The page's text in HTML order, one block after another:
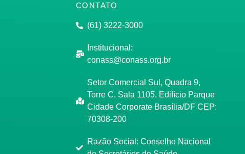
CONTATO
(61) 3222-3000
Institucional:
conass@conass.org.br
Setor Comercial Sul, Quadra 9,
Torre C, Sala 1105, Edifício Parque
Cidade Corporate Brasília/DF CEP:
70308-200
Razão Social: Conselho Nacional